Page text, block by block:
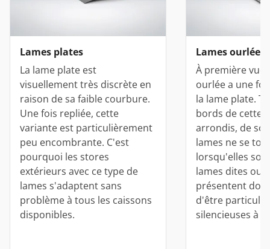
Lames plates
La lame plate est
visuellement très discrète en
raison de sa faible courbure.
Une fois repliée, cette
variante est particulièrement
peu encombrante. C'est
pourquoi les stores
extérieurs avec ce type de
lames s'adaptent sans
problème à tous les caissons
disponibles.
Lames ourlées
À première
ourlée a une
la lame plate.
bords de cette
arrondis, de
lames ne se
lorsqu'elles
lames dites
présentent
d'être
silencieuses à